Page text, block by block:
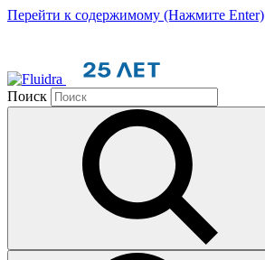
Перейти к содержимому (Нажмите Enter)
Поиск